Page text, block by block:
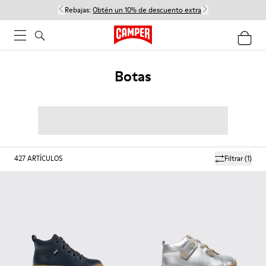
Rebajas: Obtén un 10% de descuento extra
Botas
Filtrar(1)
427ARTÍCULOS